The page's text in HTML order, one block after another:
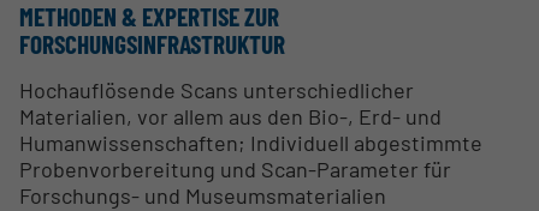
METHODEN & EXPERTISE ZUR
FORSCHUNGSINFRASTRUKTUR
Hochauflösende Scans unterschiedlicher
Materialien, vor allem aus den Bio-, Erd- und
Humanwissenschaften; Individuell abgestimmte
Probenvorbereitung und Scan-Parameter für
Forschungs- und Museumsmaterialien